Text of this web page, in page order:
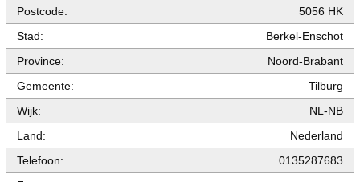
Postcode:
5056 HK
Stad:
Berkel-Enschot
Province:
Noord-Brabant
Gemeente:
Tilburg
Wijk:
NL-NB
Land:
Nederland
Telefoon:
0135287683